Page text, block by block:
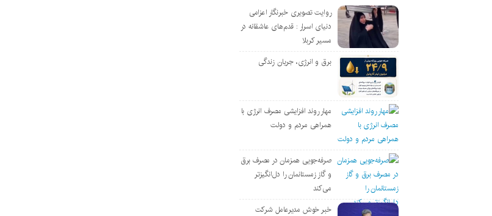
روایت تصویری خبرنگار اعزامی
دنیای اسرار : قدم‌های عاشقانه در
مسیر کربلا
برق و انرژی، جریان زندگی
مهار روند افزایشی مصرف انرژی با
همراهی مردم و دولت
صرفه‌جویی همزمان در مصرف برق
و گاز زمستانمان را دل‌انگیزتر
می‌کند
خبر خوش مدیرعامل شرکت